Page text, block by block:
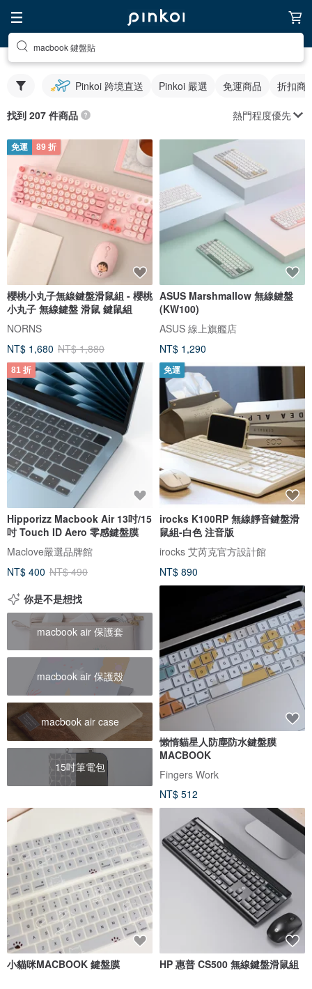
macbook 鍵盤貼
Pinkoi 跨境直送 Pinkoi 嚴選 免運商品 折扣商
找到 207 件商品 熱門程度優先
免運 89 折
櫻桃小丸子無線鍵盤滑鼠組 - 櫻桃
小丸子 無線鍵盤 滑鼠 鍵鼠組
NORNS
NT$ 1,680 NT$ 1,880
ASUS Marshmallow 無線鍵盤
(KW100)
ASUS 線上旗艦店
NT$ 1,290
81 折
Hipporizz Macbook Air 13吋/15
吋 Touch ID Aero 零感鍵盤膜
Maclove嚴選品牌館
NT$ 400 NT$ 490
免運
irocks K100RP 無線靜音鍵盤滑
鼠組-白色 注音版
irocks 艾芮克官方設計館
NT$ 890
你是不是想找
macbook air 保護套
macbook air 保護殼
macbook air case
15吋筆電包
懶惰貓星人防塵防水鍵盤膜
MACBOOK
Fingers Work
NT$ 512
小貓咪MACBOOK 鍵盤膜 HP 惠普 CS500 無線鍵盤滑鼠組